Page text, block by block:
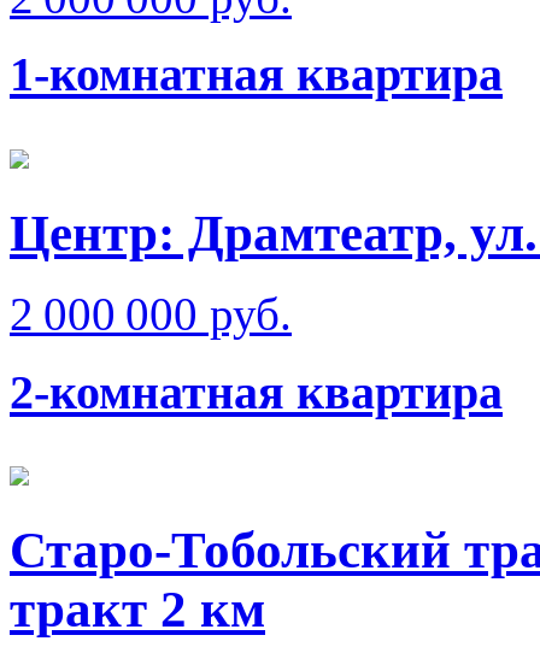
1-комнатная квартира
Центр: Драмтеатр,
2 000 000 руб.
2-комнатная квартира
Старо-Тобольский
тракт 2 км